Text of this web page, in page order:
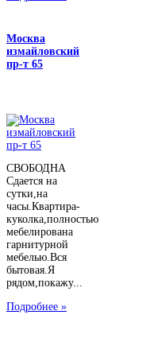
Москва
измайловский
пр-т 65
СВОБОДНА
Сдается на
сутки,на
часы.Квартира-
куколка,полностью
мебелирована
гарнитурной
мебелью.Вся
бытовая.Я
рядом,покажу...
Подробнее »